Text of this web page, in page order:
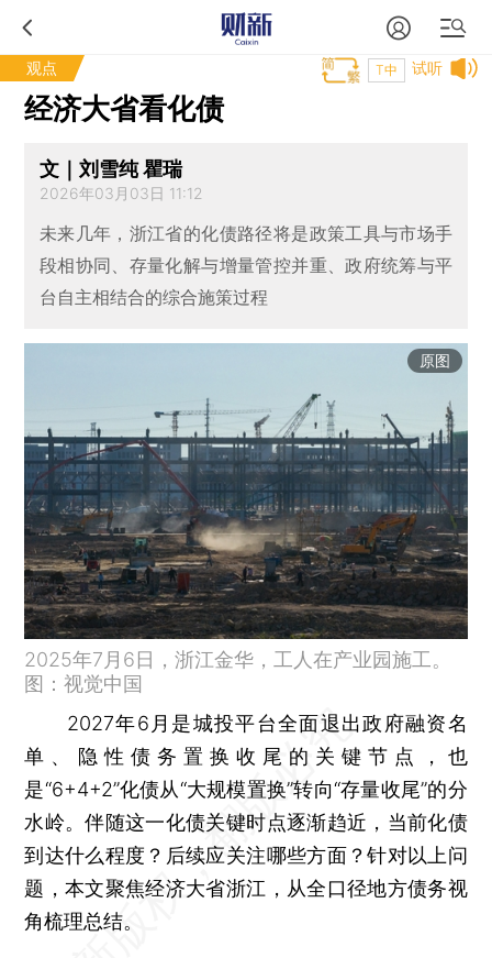
观点 试听
T中
经济大省看化债
文｜刘雪纯 瞿瑞
2026年03月03日 11:12
未来几年，浙江省的化债路径将是政策工具与市场手
段相协同、存量化解与增量管控并重、政府统筹与平
台自主相结合的综合施策过程
原图
2025年7月6日，浙江金华，工人在产业园施工。
图：视觉中国
2027年6月是城投平台全面退出政府融资名
单、隐性债务置换收尾的关键节点，也
是“6+4+2”化债从“大规模置换”转向“存量收尾”的分
水岭。伴随这一化债关键时点逐渐趋近，当前化债
到达什么程度？后续应关注哪些方面？针对以上问
题，本文聚焦经济大省浙江，从全口径地方债务视
角梳理总结。